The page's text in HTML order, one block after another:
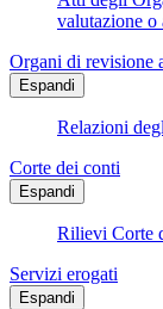
valutazione
Organi di revisione
Espandi
Relazioni
Corte dei conti
Espandi
Rilievi Corte
Servizi erogati
Espandi